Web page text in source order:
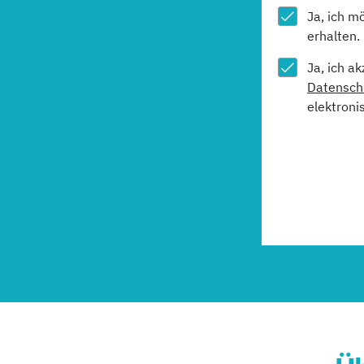
Ja, ich
erhalten.
Ja, ich